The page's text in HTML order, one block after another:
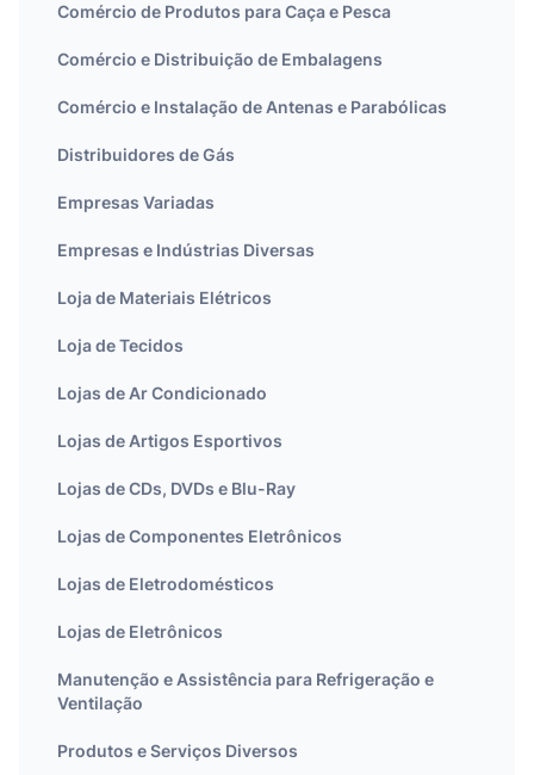
Comércio de Produtos para Caça e Pesca
Comércio e Distribuição de Embalagens
Comércio e Instalação de Antenas e Parabólicas
Distribuidores de Gás
Empresas Variadas
Empresas e Indústrias Diversas
Loja de Materiais Elétricos
Loja de Tecidos
Lojas de Ar Condicionado
Lojas de Artigos Esportivos
Lojas de CDs, DVDs e Blu-Ray
Lojas de Componentes Eletrônicos
Lojas de Eletrodomésticos
Lojas de Eletrônicos
Manutenção e Assistência para Refrigeração e
Ventilação
Produtos e Serviços Diversos